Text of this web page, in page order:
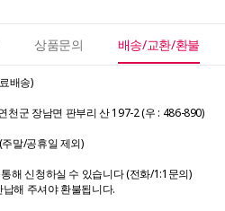
상품문의 배송/교환/환불
배송)
천군 장남면 판부리 산 197-2 (우 : 486-890)
말/공휴일 제외)
해 신청하실 수 있습니다 (전화/1:1문의)
해 주셔야 환불됩니다.